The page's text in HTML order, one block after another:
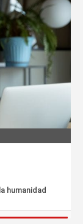
humanidad